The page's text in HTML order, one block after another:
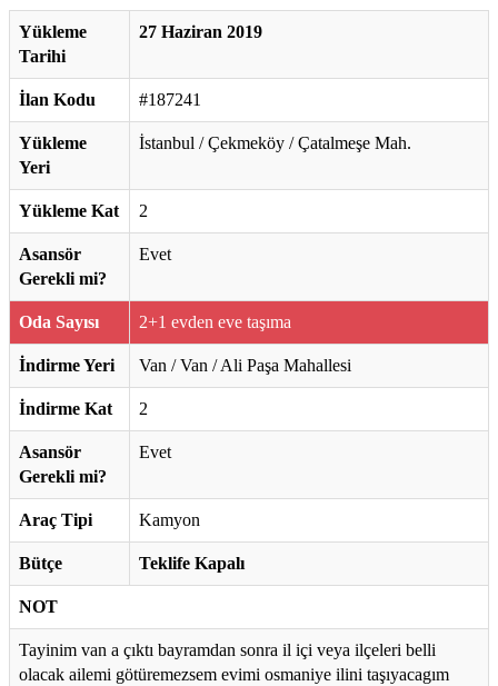
Yükleme
Tarihi
27 Haziran 2019
İlan Kodu #187241
Yükleme
Yeri
İstanbul / Çekmeköy / Çatalmeşe Mah.
Yükleme Kat 2
Asansör
Gerekli mi?
Evet
Oda Sayısı 2+1 evden eve taşıma
İndirme Yeri Van / Van / Ali Paşa Mahallesi
İndirme Kat 2
Asansör
Gerekli mi?
Evet
Araç Tipi Kamyon
Bütçe Teklife Kapalı
NOT
Tayinim van a çıktı bayramdan sonra il içi veya ilçeleri belli
olacak ailemi götüremezsem evimi osmaniye ilini taşıyacagım